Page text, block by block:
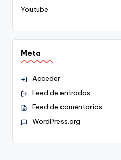
Youtube
Meta
Acceder
Feed de entradas
Feed de comentarios
WordPress.org